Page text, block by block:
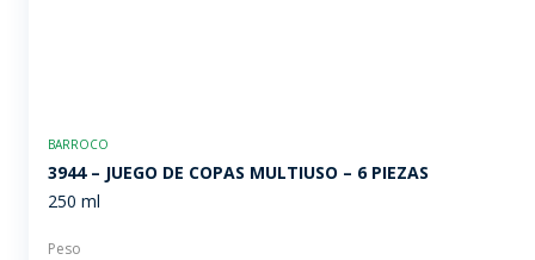
BARROCO
3944 – JUEGO DE COPAS MULTIUSO – 6 PIEZAS
250 ml
Peso